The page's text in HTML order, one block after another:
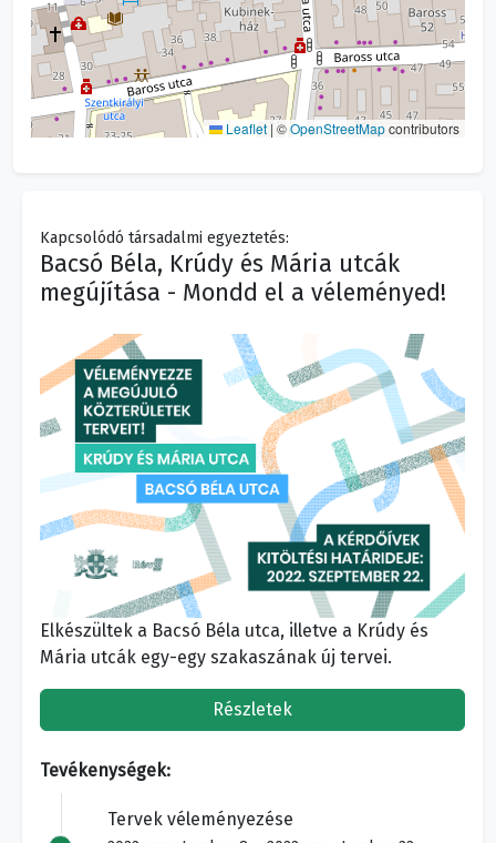
Leaflet | ©OpenStreetMapcontributors
Kapcsolódó társadalmi egyeztetés:
Bacsó Béla, Krúdy és Mária utcák
megújítása - Mondd el a véleményed!
Elkészültek a Bacsó Béla utca, illetve a Krúdy és
Mária utcák egy-egy szakaszának új tervei.
Részletek
Tevékenységek:
Tervek véleményezése